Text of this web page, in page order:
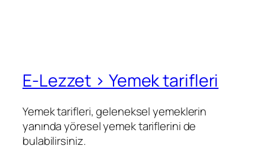
E-Lezzet › Yemek tarifleri
Yemek tarifleri, geleneksel yemeklerin
yanında yöresel yemek tariflerini de
bulabilirsiniz.